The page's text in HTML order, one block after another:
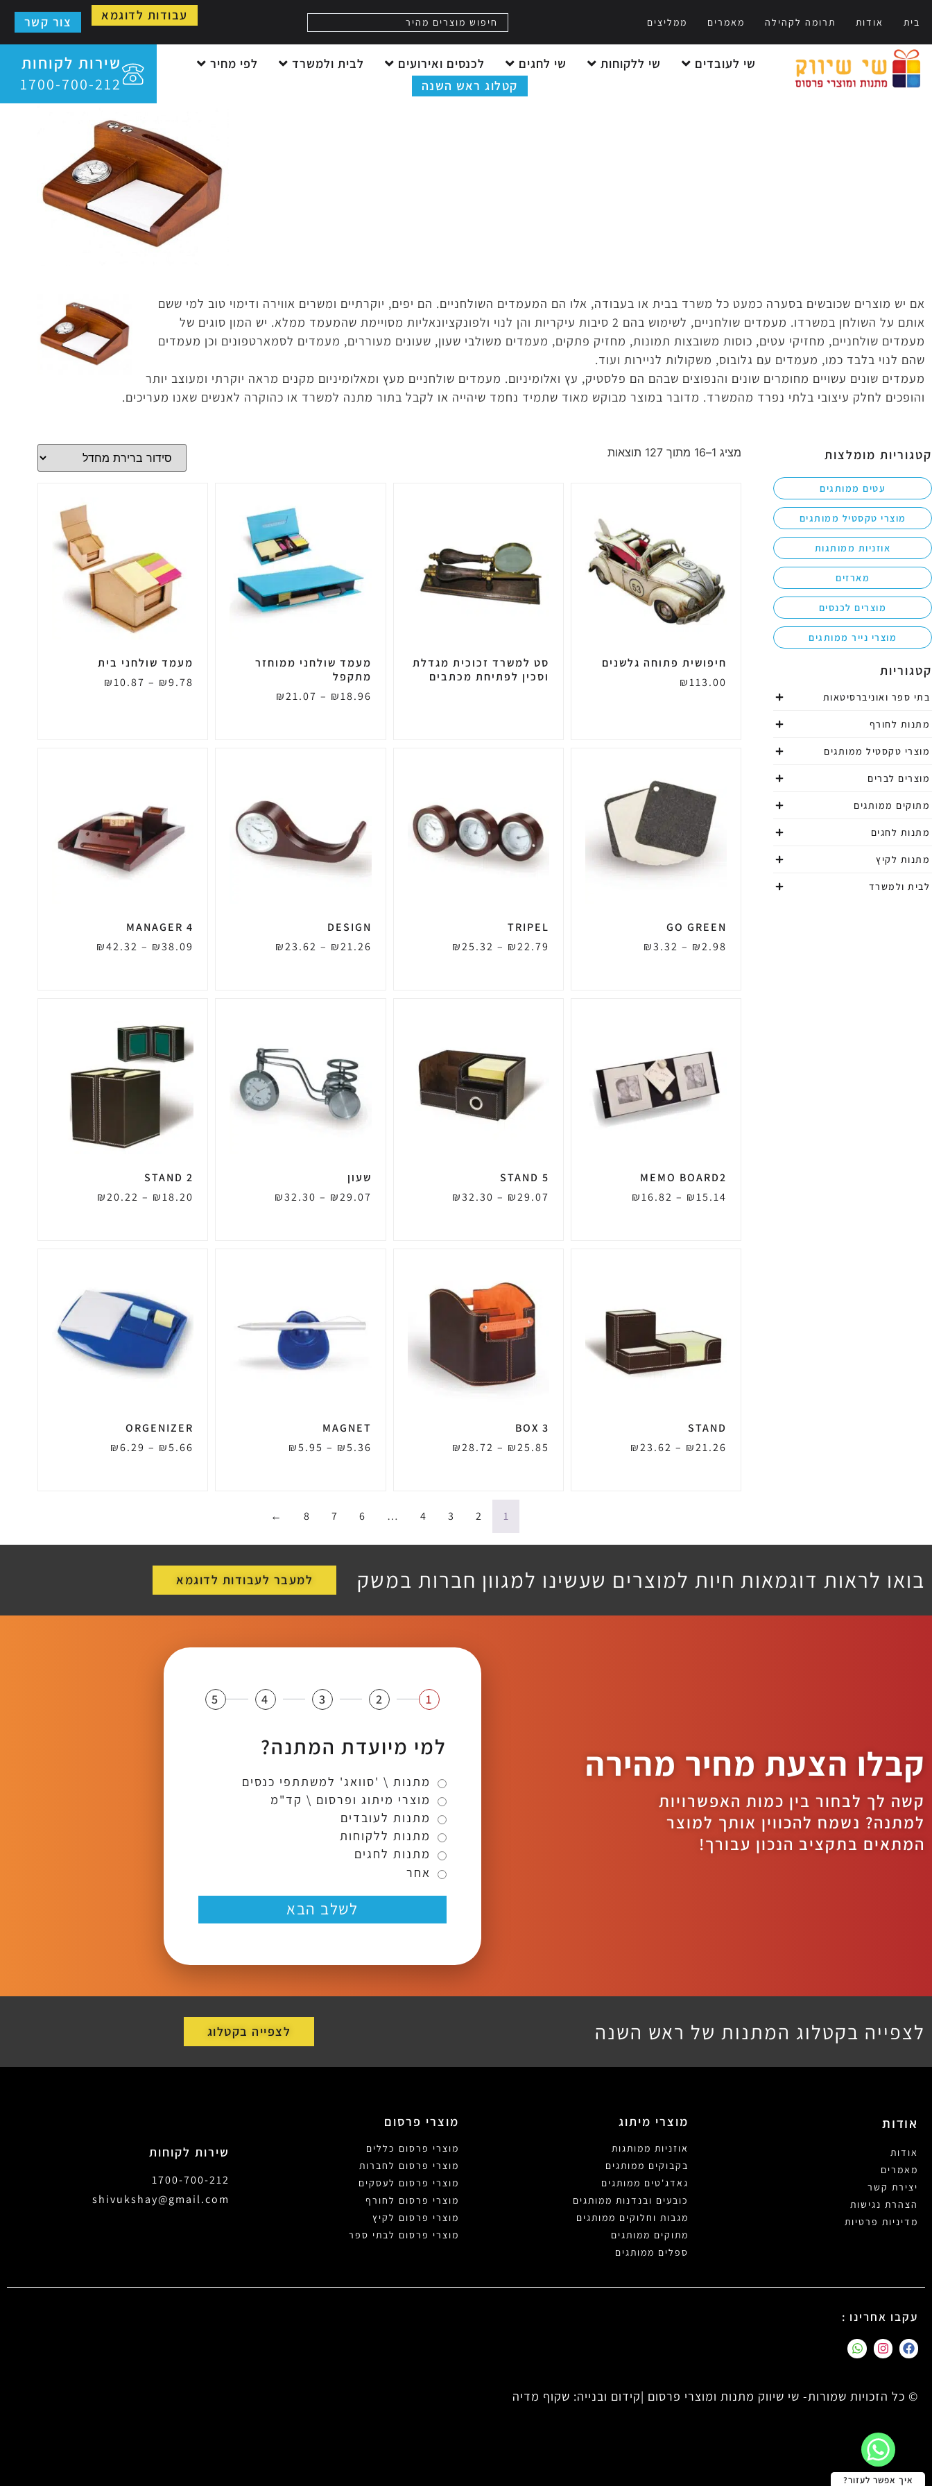
בית אודות תרומה לקהילה מאמרים ממליצים עבודות לדוגמא צור קשר
שי לעובדים שי ללקוחות שי לחגים לכנסים ואירועים לבית ולמשרד
לפי מחיר
קטלוג ראש השנה
שירות לקוחות
1700-700-212
אם יש מוצרים שכובשים בסערה כמעט כל משרד בבית או בעבודה, אלו הם המעמדים השולחניים. הם יפים, יוקרתיים ומשרים אווירה ודימוי טוב למי ששם
אותם על השולחן במשרדו. מעמדים שולחניים, לשימוש בהם 2 סיבות עיקריות והן לנוי ולפונקציונאליות מסויימת שהמעמד ממלא. יש המון סוגים של
מעמדים שולחניים, מחזיקי עטים, כוסות משובצות תמונות, מחזיק פתקים, מעמדים משולבי שעון, שעונים מעוררים, מעמדים לסמארטפונים וכן מעמדים
שהם לנוי בלבד כמו, מעמדים עם גלובוס, משקולות לניירות ועוד.
מעמדים שונים עשויים מחומרים שונים והנפוצים שבהם הם פלסטיק, עץ ואלומיניום. מעמדים שולחניים מעץ ומאלומיניום מקנים מראה יוקרתי ומעוצב יותר
והופכים לחלק עיצובי בלתי נפרד מהמשרד. מדובר במוצר מבוקש מאוד שתמיד נחמד שיהייה או לקבל בתור מתנה למשרד או כהוקרה לאנשים שאנו מעריכים.
קטגוריות מומלצות
עטים ממותגים
מוצרי טקסטיל ממותגים
אוזניות ממותגות
מארזים
מוצרים לכנסים
מוצרי נייר ממותגים
קטגוריות
בתי ספר ואוניברסיטאות
מתנות לחורף
מוצרי טקסטיל ממותגים
מוצרים לברים
מתוקים ממותגים
מתנות לחגים
מתנות לקיץ
לבית ולמשרד
מציג 1–16 מתוך 127 תוצאות
חיפושית פתוחה גלשנים
₪113.00
סט למשרד זכוכית מגדלת
וסכין לפתיחת מכתבים
מעמד שולחני ממוחזר
מתקפל
₪18.96
–
₪21.07
מעמד שולחני בית
₪9.78
–
₪10.87
GO GREEN
₪2.98
–
₪3.32
TRIPEL
₪22.79
–
₪25.32
DESIGN
₪21.26
–
₪23.62
MANAGER 4
₪38.09
–
₪42.32
MEMO BOARD2
₪15.14
–
₪16.82
STAND 5
₪29.07
–
₪32.30
שעון
₪29.07
–
₪32.30
STAND 2
₪18.20
–
₪20.22
STAND
₪21.26
–
₪23.62
BOX 3
₪25.85
–
₪28.72
MAGNET
₪5.36
–
₪5.95
ORGENIZER
₪5.66
–
₪6.29
1
2
3
4
…
6
7
8
←
בואו לראות דוגמאות חיות למוצרים שעשינו למגוון חברות במשק למעבר לעבודות לדוגמא
קבלו הצעת מחיר מהירה
קשה לך לבחור בין כמות האפשרויות
למתנה? נשמח להכווין אותך למוצר
המתאים בתקציב הנכון עבורך!
1
2
3
4
5
למי מיועדת המתנה?
מתנות \ 'סוואג' למשתתפי כנסים
מוצרי מיתוג ופרסום \ קד"מ
מתנות לעובדים
מתנות ללקוחות
מתנות לחגים
אחר
לשלב הבא
לצפייה בקטלוג המתנות של ראש השנה לצפייה בקטלוג
אודות
אודות
מאמרים
יצירת קשר
הצהרת נגישות
מדיניות פרטיות
מוצרי מיתוג
אוזניות ממותגות
בקבוקים ממותגים
גאדג'טים ממותגים
כובעים ובנדנות ממותגים
מגבות וחלוקים ממותגים
מתוקים ממותגים
ספלים ממותגים
מוצרי פרסום
מוצרי פרסום כללים
מוצרי פרסום לחברות
מוצרי פרסום לעסקים
מוצרי פרסום לחורף
מוצרי פרסום לקיץ
מוצרי פרסום לבתי ספר
שירות לקוחות
1700-700-212
shivukshay@gmail.com
עקבו אחרינו :
© כל הזכויות שמורות- שי שיווק מתנות ומוצרי פרסום |קידום ובנייה: שקוף מדיה
איך אפשר לעזור?